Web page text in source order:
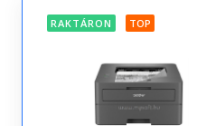
RAKTÁRON TOP